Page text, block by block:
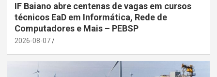
IF Baiano abre centenas de vagas em cursos
técnicos EaD em Informática, Rede de
Computadores e Mais – PEBSP
2026-08-07